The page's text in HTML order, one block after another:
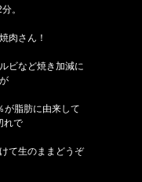
。
肉さん！
ビなど焼き加減に
が脂肪に由来して
れで
て生のままどうぞ